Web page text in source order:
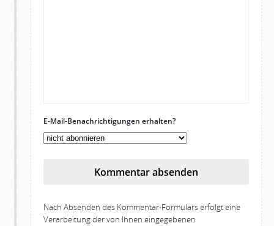
E-Mail-Benachrichtigungen erhalten?
Kommentar absenden
Nach Absenden des Kommentar-Formulars erfolgt eine
Verarbeitung der von Ihnen eingegebenen